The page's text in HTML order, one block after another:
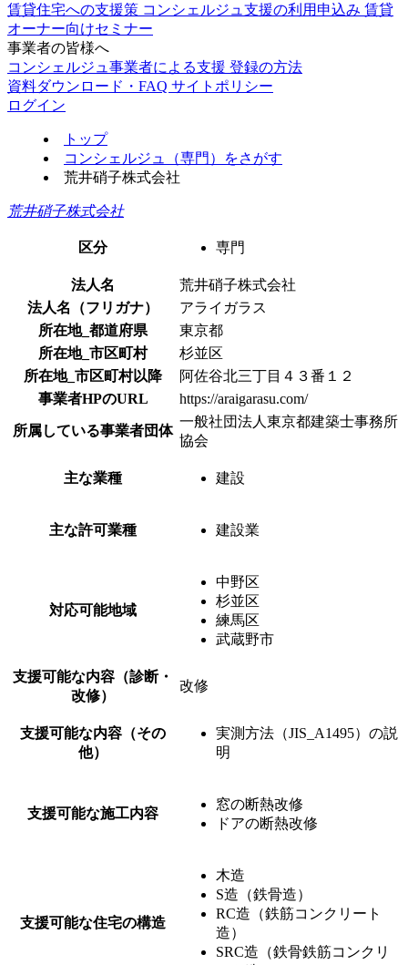
賃貸住宅への支援策 コンシェルジュ支援の利用申込み 賃貸
オーナー向けセミナー
事業者の皆様へ
コンシェルジュ事業者による支援 登録の方法
資料ダウンロード・FAQ サイトポリシー
ログイン
トップ
コンシェルジュ（専門）をさがす
荒井硝子株式会社
荒井硝子株式会社
区分 専門
法人名
荒井硝子株式会社
法人名（フリガナ）
アライガラス
所在地_都道府県
東京都
所在地_市区町村
杉並区
所在地_市区町村以降
阿佐谷北三丁目４３番１２
事業者HPのURL
https://araigarasu.com/
所属している事業者団体
一般社団法人東京都建築士事務所
協会
主な業種 建設
主な許可業種 建設業
対応可能地域
中野区
杉並区
練馬区
武蔵野市
支援可能な内容（診断・
改修）
改修
支援可能な内容（その
他）
実測方法（JIS_A1495）の説
明
支援可能な施工内容
窓の断熱改修
ドアの断熱改修
支援可能な住宅の構造
木造
S造（鉄骨造）
RC造（鉄筋コンクリート
造）
SRC造（鉄骨鉄筋コンクリ